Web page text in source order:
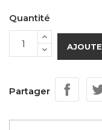
Quantité
Partager